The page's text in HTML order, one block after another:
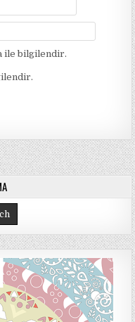
ile bilgilendir.